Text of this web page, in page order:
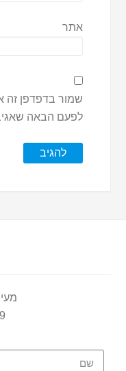
אתר
שמור בדפדפן זה
לפעם הבאה